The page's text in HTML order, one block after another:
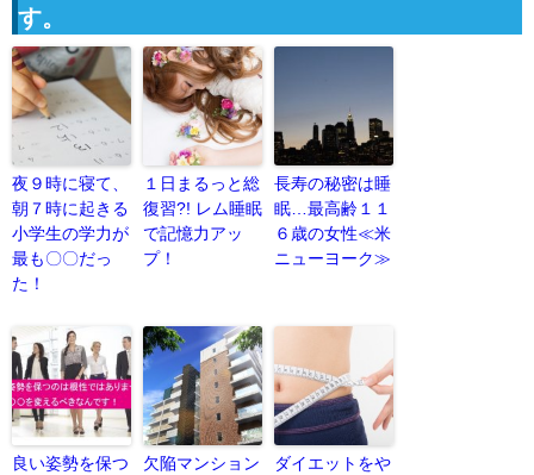
す。
夜９時に寝て、
朝７時に起きる
小学生の学力が
最も〇〇だっ
た！
１日まるっと総
復習?! レム睡眠
で記憶力アッ
プ！
長寿の秘密は睡
眠…最高齢１１
６歳の女性≪米
ニューヨーク≫
良い姿勢を保つ
欠陥マンション
ダイエットをや